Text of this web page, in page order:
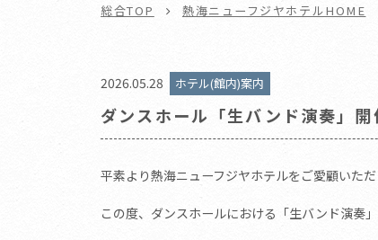
総合TOP 熱海ニューフジヤホテルHOME
2026.05.28 ホテル(館内)案内
ダンスホール「生バンド演奏」
平素より熱海ニューフジヤホテルをご愛顧いた
この度、ダンスホールにおける「生バンド演奏